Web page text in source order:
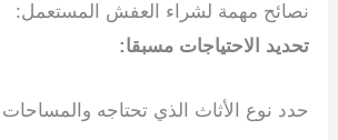
نصائح مهمة لشراء العفش المستعمل:
تحديد الاحتياجات مسبقا:
حدد نوع الأثاث الذي تحتاجه والمساحات